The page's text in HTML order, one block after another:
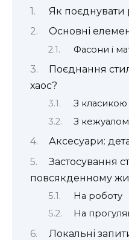
Як поєднувати
Основні
Фасони і
Поєднання
хаос?
З класикою
З кежуалом
Аксесуари:
Застосування
повсякденному
На роботу
На
Локальні